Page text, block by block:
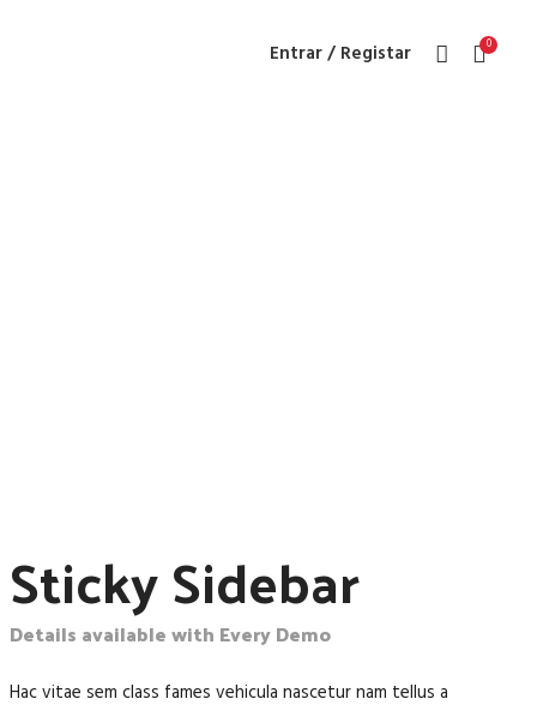
Entrar / Registar 0
Sticky Sidebar
Details available with Every Demo
Hac vitae sem class fames vehicula nascetur nam tellus a